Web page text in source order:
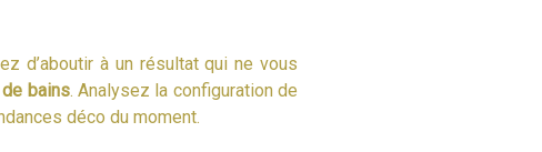
d’aboutir à un résultat qui ne vous
bains. Analysez la configuration de
déco du moment.